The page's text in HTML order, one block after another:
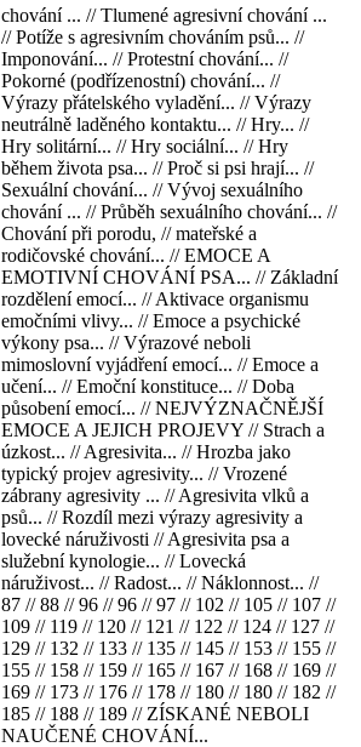
chování ... // Tlumené agresivní chování ...
// Potíže s agresivním chováním psů... //
Imponování... // Protestní chování... //
Pokorné (podřízenostní) chování... //
Výrazy přátelského vyladění... // Výrazy
neutrálně laděného kontaktu... // Hry... //
Hry solitární... // Hry sociální... // Hry
během života psa... // Proč si psi hrají... //
Sexuální chování... // Vývoj sexuálního
chování ... // Průběh sexuálního chování... //
Chování při porodu, // mateřské a
rodičovské chování... // EMOCE A
EMOTIVNÍ CHOVÁNÍ PSA... // Základní
rozdělení emocí... // Aktivace organismu
emočními vlivy... // Emoce a psychické
výkony psa... // Výrazové neboli
mimoslovní vyjádření emocí... // Emoce a
učení... // Emoční konstituce... // Doba
působení emocí... // NEJVÝZNAČNĚJŠÍ
EMOCE A JEJICH PROJEVY // Strach a
úzkost... // Agresivita... // Hrozba jako
typický projev agresivity... // Vrozené
zábrany agresivity ... // Agresivita vlků a
psů... // Rozdíl mezi výrazy agresivity a
lovecké náruživosti // Agresivita psa a
služební kynologie... // Lovecká
náruživost... // Radost... // Náklonnost... //
87 // 88 // 96 // 96 // 97 // 102 // 105 // 107 //
109 // 119 // 120 // 121 // 122 // 124 // 127 //
129 // 132 // 133 // 135 // 145 // 153 // 155 //
155 // 158 // 159 // 165 // 167 // 168 // 169 //
169 // 173 // 176 // 178 // 180 // 180 // 182 //
185 // 188 // 189 // ZÍSKANÉ NEBOLI
NAUČENÉ CHOVÁNÍ...